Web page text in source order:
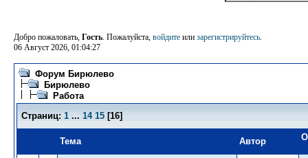
Добро пожаловать, Гость. Пожалуйста, войдите или зарегистрируйтесь.
06 Август 2026, 01:04:27
Форум Бирюлево
Бирюлево
Работа
Страниц: 1 ... 14 15 [16]
Тема Автор